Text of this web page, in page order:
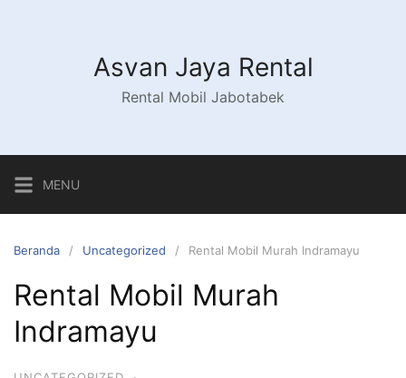
Asvan Jaya Rental
Rental Mobil Jabotabek
MENU
Beranda Uncategorized Rental Mobil Murah Indramayu
Rental Mobil Murah
Indramayu